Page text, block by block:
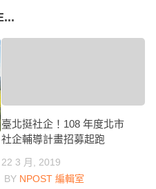
臺北挺社企！108 年度北市
社企輔導計畫招募起跑
22 3 月, 2019
BY NPOST 編輯室